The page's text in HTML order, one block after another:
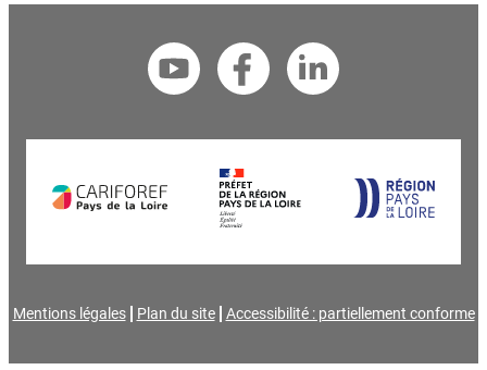
Mentions légales Plan du site Accessibilité : partiellement conforme